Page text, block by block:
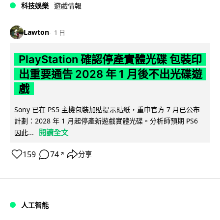
科技娛樂 遊戲情報
Lawton 1 日
PlayStation 確認停產實體光碟 包裝印
出重要通告 2028 年 1 月後不出光碟遊
戲
Sony 已在 PS5 主機包裝加貼提示貼紙，重申官方 7 月已公布
計劃：2028 年 1 月起停產新遊戲實體光碟。分析師預期 PS6
因此...
閱讀全文
159 74 ↗ 分享
人工智能